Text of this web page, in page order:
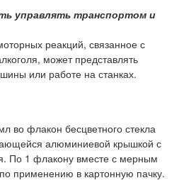
управлять транспортом и
реакций, связанное с
может представлять
или работе на станках.
во флакон бесцветного стекла
алюминиевой крышкой с
По 1 флакону вместе с мерным
применению в картонную пачку.